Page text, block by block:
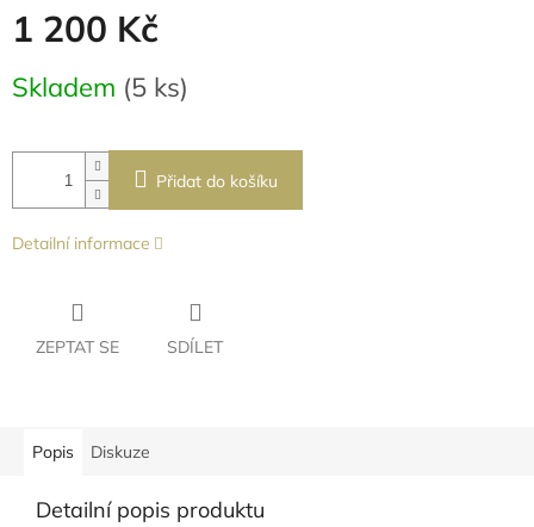
1 200 Kč
cena:
Skladem (5 ks)
Přidat do košíku
Detailní informace
ZEPTAT SE SDÍLET
Popis Diskuze
Detailní popis produktu